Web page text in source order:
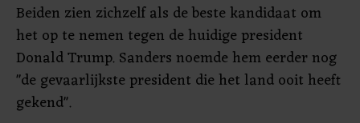
Beiden zien zichzelf als de beste kandidaat om
het op te nemen tegen de huidige president
Donald Trump. Sanders noemde hem eerder nog
"de gevaarlijkste president die het land ooit heeft
gekend".